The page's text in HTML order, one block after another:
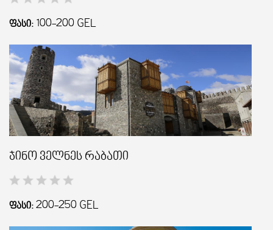
ᲤᲐᲡᲘ: 100-200 GEL
ჯინო ველნეს რაბათი
ᲤᲐᲡᲘ: 200-250 GEL